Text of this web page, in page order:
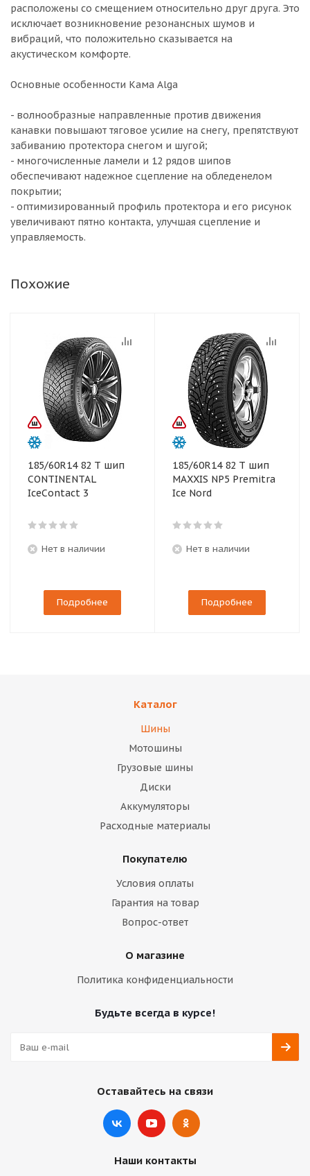
расположены со смещением относительно друг друга. Это
исключает возникновение резонансных шумов и
вибраций, что положительно сказывается на
акустическом комфорте.
Основные особенности Кама Alga
- волнообразные направленные против движения
канавки повышают тяговое усилие на снегу, препятствуют
забиванию протектора снегом и шугой;
- многочисленные ламели и 12 рядов шипов
обеспечивают надежное сцепление на обледенелом
покрытии;
- оптимизированный профиль протектора и его рисунок
увеличивают пятно контакта, улучшая сцепление и
управляемость.
Похожие
185/60R14 82 T шип
CONTINENTAL
IceContact 3
Нет в наличии
Подробнее
185/60R14 82 T шип
MAXXIS NP5 Premitra
Ice Nord
Нет в наличии
Подробнее
Каталог
Шины
Мотошины
Грузовые шины
Диски
Аккумуляторы
Расходные материалы
Покупателю
Условия оплаты
Гарантия на товар
Вопрос-ответ
О магазине
Политика конфиденциальности
Будьте всегда в курсе!
Оставайтесь на связи
Наши контакты